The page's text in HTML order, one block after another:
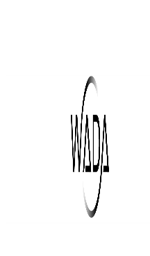
吊燈
特惠商品
小型吊燈
中大型吊燈
長形吊燈